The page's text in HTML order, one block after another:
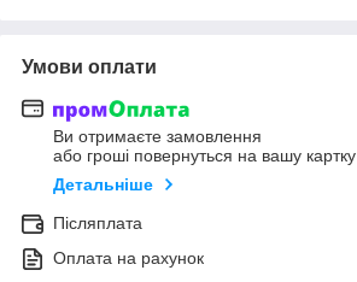
Умови оплати
Ви отримаєте замовлення
або гроші повернуться на вашу картку
Детальніше
Післяплата
Оплата на рахунок